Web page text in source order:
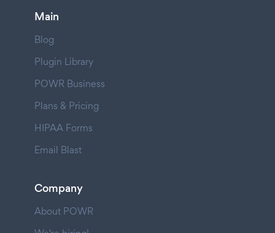
Main
Blog
Plugin Library
POWR Business
Plans & Pricing
HIPAA Forms
Email Blast
Company
About POWR